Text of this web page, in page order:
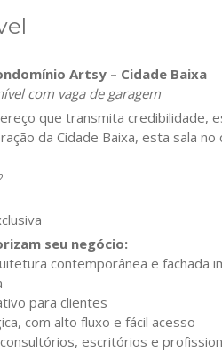
Artsy – Cidade Baixa
com vaga de garagem
que transmita credibilidade,
da Cidade Baixa, esta sala
seu negócio:
contemporânea e fachada
para clientes
com alto fluxo e fácil acesso
escritórios e